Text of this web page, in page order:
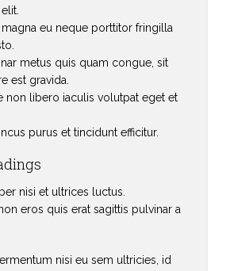
eu neque porttitor fringilla
metus quis quam congue, sit
est gravida.
non libero iaculis volutpat eget et
purus et tincidunt efficitur.
nisi et ultrices luctus.
eros quis erat sagittis pulvinar a
nisi eu sem ultricies, id